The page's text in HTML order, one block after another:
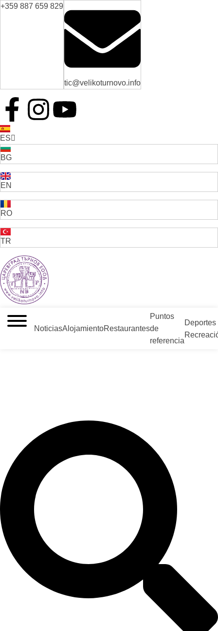
+359 887 659 829
tic@velikoturnovo.info
ES
BG
EN
RO
TR
NoticiasAlojamientoRestaurantes
Puntos
de
referencia
Deportes